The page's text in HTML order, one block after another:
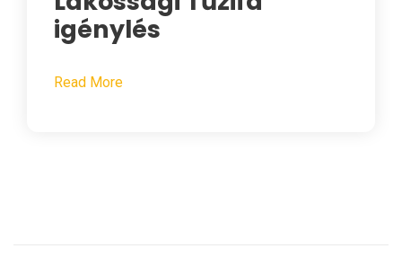
igénylés
Read More